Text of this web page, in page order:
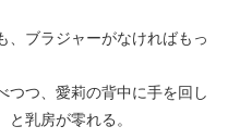
、ブラジャーがなければもっ
つつ、愛莉の背中に手を回し
乳房が零れる。